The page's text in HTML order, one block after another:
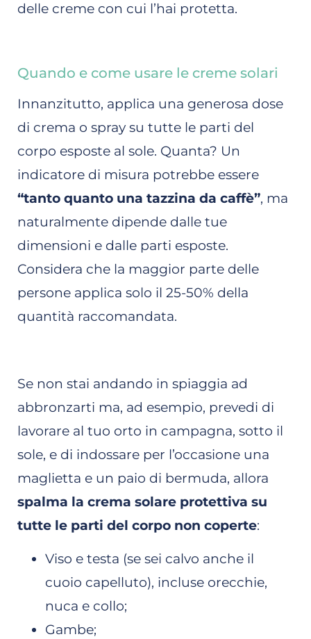
delle creme con cui l’hai protetta.
Quando e come usare le creme solari
Innanzitutto, applica una generosa dose
di crema o spray su tutte le parti del
corpo esposte al sole. Quanta? Un
indicatore di misura potrebbe essere
“tanto quanto una tazzina da caffè”, ma
naturalmente dipende dalle tue
dimensioni e dalle parti esposte.
Considera che la maggior parte delle
persone applica solo il 25-50% della
quantità raccomandata.
Se non stai andando in spiaggia ad
abbronzarti ma, ad esempio, prevedi di
lavorare al tuo orto in campagna, sotto il
sole, e di indossare per l’occasione una
maglietta e un paio di bermuda, allora
spalma la crema solare protettiva su
tutte le parti del corpo non coperte:
Viso e testa (se sei calvo anche il
cuoio capelluto), incluse orecchie,
nuca e collo;
Gambe;